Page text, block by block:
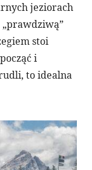
jeziorach
stoi
i
to idealna